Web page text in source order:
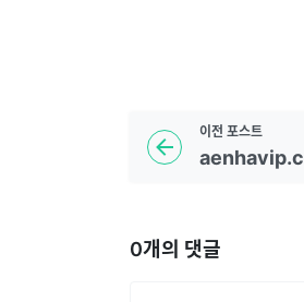
이전 포스트
0개의 댓글